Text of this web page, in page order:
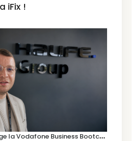
iFix !
T
imișoara ajunge la Vodafone Business Bootcamp prin Marius Cermian de la Armour România